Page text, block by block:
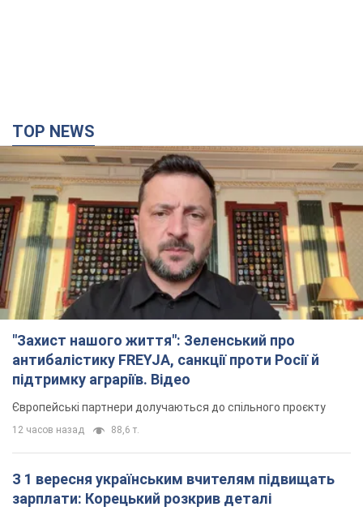
TOP NEWS
"Захист нашого життя": Зеленський про
антибалістику FREYJA, санкції проти Росії й
підтримку аграріїв. Відео
Європейські партнери долучаються до спільного проєкту
12 часов назад 88,6 т.
З 1 вересня українським вчителям підвищать
зарплати: Корецький розкрив деталі